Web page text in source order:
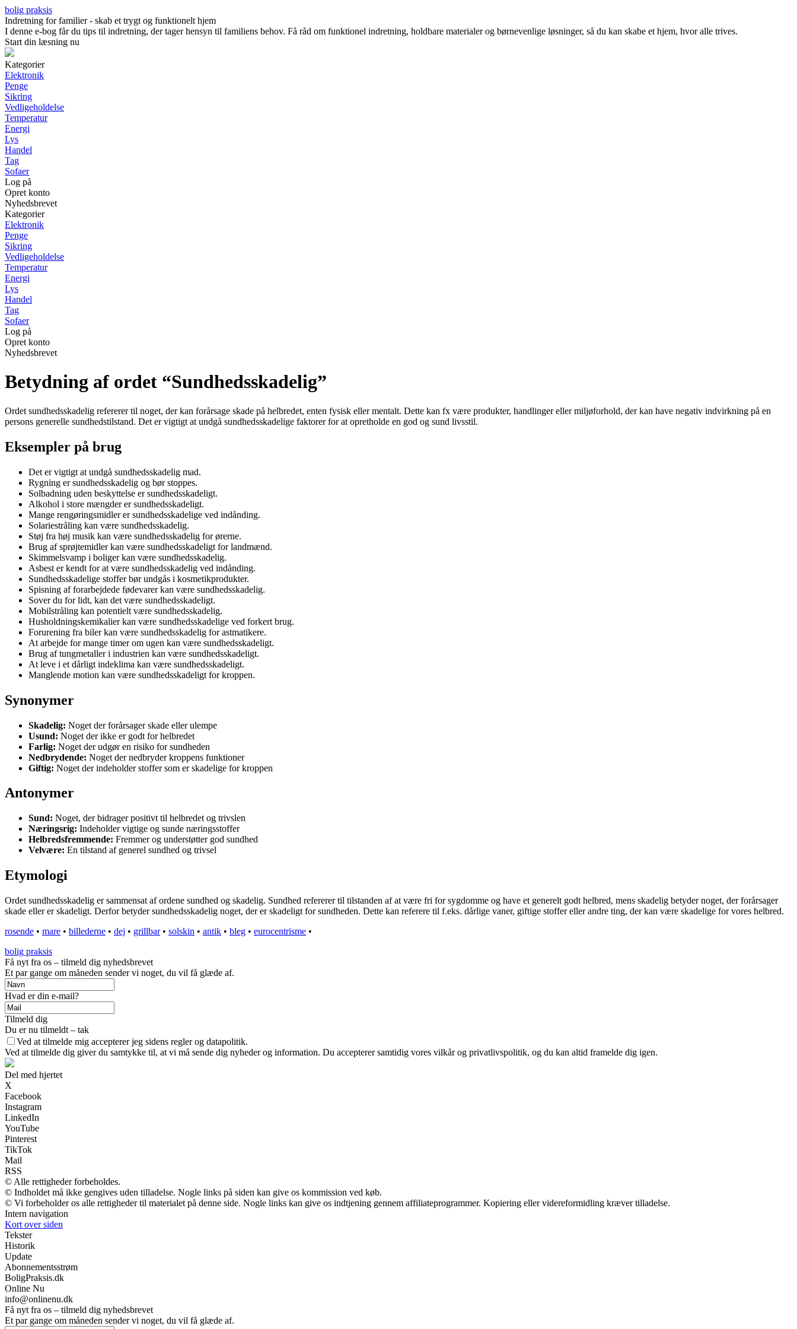
bolig praksis
Indretning for familier - skab et trygt og funktionelt hjem
I denne e-bog får du tips til indretning, der tager hensyn til familiens behov. Få råd om funktionel indretning, holdbare materialer og børnevenlige løsninger, så du kan skabe et hjem, hvor alle trives.
Start din læsning nu
Kategorier
Elektronik
Penge
Sikring
Vedligeholdelse
Temperatur
Energi
Lys
Handel
Tag
Sofaer
Log på
Opret konto
Nyhedsbrevet
Kategorier
Elektronik
Penge
Sikring
Vedligeholdelse
Temperatur
Energi
Lys
Handel
Tag
Sofaer
Log på
Opret konto
Nyhedsbrevet
Betydning af ordet “Sundhedsskadelig”
Ordet sundhedsskadelig refererer til noget, der kan forårsage skade på helbredet, enten fysisk eller mentalt. Dette kan fx være produkter, handlinger eller miljøforhold, der kan have negativ indvirkning på en
persons generelle sundhedstilstand. Det er vigtigt at undgå sundhedsskadelige faktorer for at opretholde en god og sund livsstil.
Eksempler på brug
Det er vigtigt at undgå sundhedsskadelig mad.
Rygning er sundhedsskadelig og bør stoppes.
Solbadning uden beskyttelse er sundhedsskadeligt.
Alkohol i store mængder er sundhedsskadeligt.
Mange rengøringsmidler er sundhedsskadelige ved indånding.
Solariestråling kan være sundhedsskadelig.
Støj fra høj musik kan være sundhedsskadelig for ørerne.
Brug af sprøjtemidler kan være sundhedsskadeligt for landmænd.
Skimmelsvamp i boliger kan være sundhedsskadelig.
Asbest er kendt for at være sundhedsskadelig ved indånding.
Sundhedsskadelige stoffer bør undgås i kosmetikprodukter.
Spisning af forarbejdede fødevarer kan være sundhedsskadelig.
Sover du for lidt, kan det være sundhedsskadeligt.
Mobilstråling kan potentielt være sundhedsskadelig.
Husholdningskemikalier kan være sundhedsskadelige ved forkert brug.
Forurening fra biler kan være sundhedsskadelig for astmatikere.
At arbejde for mange timer om ugen kan være sundhedsskadeligt.
Brug af tungmetaller i industrien kan være sundhedsskadeligt.
At leve i et dårligt indeklima kan være sundhedsskadeligt.
Manglende motion kan være sundhedsskadeligt for kroppen.
Synonymer
Skadelig: Noget der forårsager skade eller ulempe
Usund: Noget der ikke er godt for helbredet
Farlig: Noget der udgør en risiko for sundheden
Nedbrydende: Noget der nedbryder kroppens funktioner
Giftig: Noget der indeholder stoffer som er skadelige for kroppen
Antonymer
Sund: Noget, der bidrager positivt til helbredet og trivslen
Næringsrig: Indeholder vigtige og sunde næringsstoffer
Helbredsfremmende: Fremmer og understøtter god sundhed
Velvære: En tilstand af generel sundhed og trivsel
Etymologi
Ordet sundhedsskadelig er sammensat af ordene sundhed og skadelig. Sundhed refererer til tilstanden af at være fri for sygdomme og have et generelt godt helbred, mens skadelig betyder noget, der forårsager
skade eller er skadeligt. Derfor betyder sundhedsskadelig noget, der er skadeligt for sundheden. Dette kan referere til f.eks. dårlige vaner, giftige stoffer eller andre ting, der kan være skadelige for vores helbred.
rosende • mare • billederne • dej • grillbar• solskin • antik • bleg • eurocentrisme •
bolig praksis
Få nyt fra os – tilmeld dig nyhedsbrevet
Et par gange om måneden sender vi noget, du vil få glæde af.
Hvad er din e-mail?
Tilmeld dig
Du er nu tilmeldt – tak
Ved at tilmelde mig accepterer jeg sidens regler og datapolitik.
Ved at tilmelde dig giver du samtykke til, at vi må sende dig nyheder og information. Du accepterer samtidig vores vilkår og privatlivspolitik, og du kan altid framelde dig igen.
Del med hjertet
X
Facebook
Instagram
LinkedIn
YouTube
Pinterest
TikTok
Mail
RSS
© Alle rettigheder forbeholdes.
© Indholdet må ikke gengives uden tilladelse. Nogle links på siden kan give os kommission ved køb.
© Vi forbeholder os alle rettigheder til materialet på denne side. Nogle links kan give os indtjening gennem affiliateprogrammer. Kopiering eller videreformidling kræver tilladelse.
Intern navigation
Kort over siden
Tekster
Historik
Update
Abonnementsstrøm
BoligPraksis.dk
Online Nu
info@onlinenu.dk
Få nyt fra os – tilmeld dig nyhedsbrevet
Et par gange om måneden sender vi noget, du vil få glæde af.